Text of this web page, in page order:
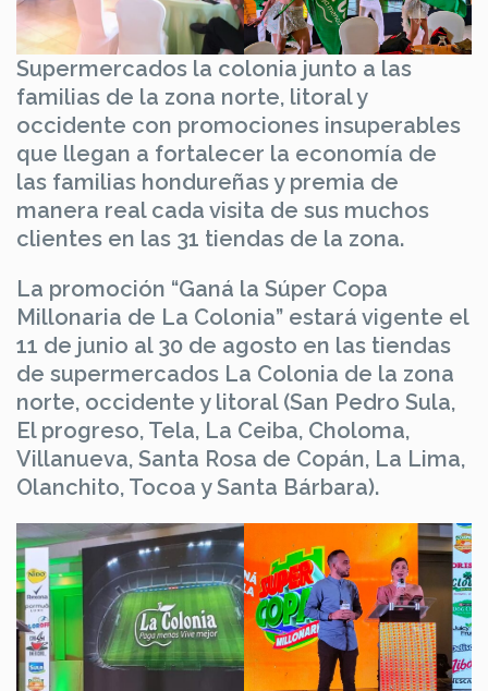
Supermercados la colonia junto a las
familias de la zona norte, litoral y
occidente con promociones insuperables
que llegan a fortalecer la economía de
las familias hondureñas y premia de
manera real cada visita de sus muchos
clientes en las 31 tiendas de la zona.
La promoción “Ganá la Súper Copa
Millonaria de La Colonia” estará vigente el
11 de junio al 30 de agosto en las tiendas
de supermercados La Colonia de la zona
norte, occidente y litoral (San Pedro Sula,
El progreso, Tela, La Ceiba, Choloma,
Villanueva, Santa Rosa de Copán, La Lima,
Olanchito, Tocoa y Santa Bárbara).